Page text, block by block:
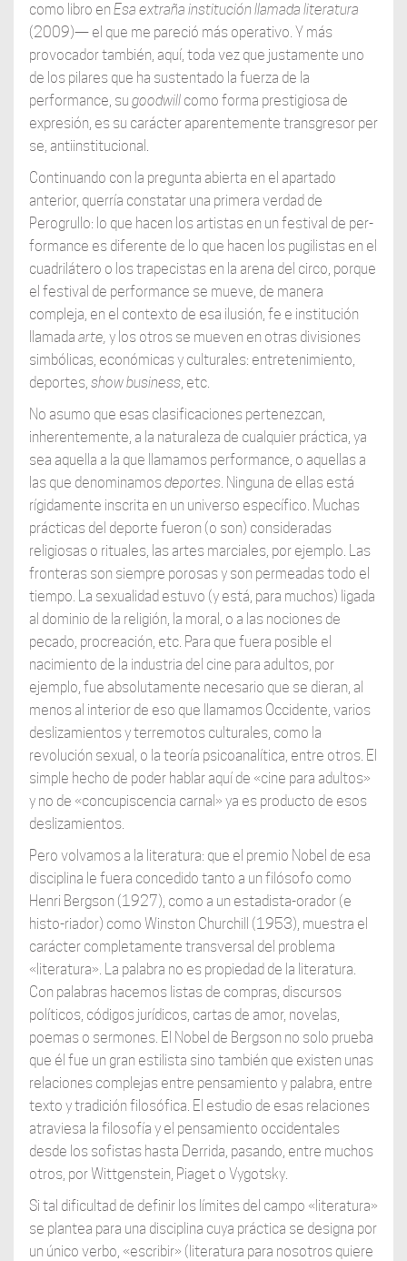
como libro en Esa extraña institución llamada literatura
(2009)— el que me pareció más operativo. Y más
provocador también, aquí, toda vez que justamente uno
de los pilares que ha sustentado la fuerza de la
performance, su goodwillcomo forma prestigiosa de
expresión, es su carácter aparentemente transgresor per
se, antiinstitucional.
Continuando con la pregunta abierta en el apartado
anterior, querría constatar una primera verdad de
Perogrullo: lo que hacen los artistas en un festival de per-
formance es diferente de lo que hacen los pugilistas en el
cuadrilátero o los trapecistas en la arena del circo, porque
el festival de performance se mueve, de manera
compleja, en el contexto de esa ilusión, fe e institución
llamada arte, y los otros se mueven en otras divisiones
simbólicas, económicas y culturales: entretenimiento,
deportes, show business, etc.
No asumo que esas clasificaciones pertenezcan,
inherentemente, a la naturaleza de cualquier práctica, ya
sea aquella a la que llamamos performance, o aquellas a
las que denominamosdeportes. Ninguna de ellas está
rígidamente inscrita en un universo específico. Muchas
prácticas del deporte fueron (o son) consideradas
religiosas o rituales, las artes marciales, por ejemplo. Las
fronteras son siempre porosas y son permeadas todo el
tiempo. La sexualidad estuvo (y está, para muchos) ligada
al dominio de la religión, la moral, o a las nociones de
pecado, procreación, etc. Para que fuera posible el
nacimiento de la industria del cine para adultos, por
ejemplo, fue absolutamente necesario que se dieran, al
menos al interior de eso que llamamos Occidente, varios
deslizamientos y terremotos culturales, como la
revolución sexual, o la teoría psicoanalítica, entre otros. El
simple hecho de poder hablar aquí de «cine para adultos»
y no de «concupiscencia carnal» ya es producto de esos
deslizamientos.
Pero volvamos a la literatura: que el premio Nobel de esa
disciplina le fuera concedido tanto a un filósofo como
Henri Bergson (1927), como a un estadista-orador (e
histo-riador) como Winston Churchill (1953), muestra el
carácter completamente transversal del problema
«literatura». La palabra no es propiedad de la literatura.
Con palabras hacemos listas de compras, discursos
políticos, códigos jurídicos, cartas de amor, novelas,
poemas o sermones. El Nobel de Bergson no solo prueba
que él fue un gran estilista sino también que existen unas
relaciones complejas entre pensamiento y palabra, entre
texto y tradición filosófica. El estudio de esas relaciones
atraviesa la filosofía y el pensamiento occidentales
desde los sofistas hasta Derrida, pasando, entre muchos
otros, por Wittgenstein, Piaget o Vygotsky.
Si tal dificultad de definir los límites del campo «literatura»
se plantea para una disciplina cuya práctica se designa por
un único verbo, «escribir» (literatura para nosotros quiere